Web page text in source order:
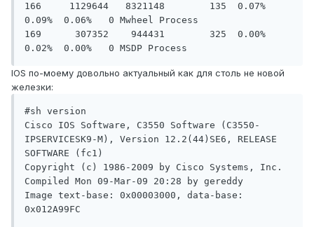
166     1129644   8321148        135  0.07%
0.09%  0.06%   0 Mwheel Process
169      307352    944431        325  0.00%
IOS по-моему довольно актуальный как для столь не новой
железки:
#sh version
Cisco IOS Software, C3550 Software (C3550-
IPSERVICESK9-M), Version 12.2(44)SE6, RELEASE
SOFTWARE (fc1)
Copyright (c) 1986-2009 by Cisco Systems, Inc.
Compiled Mon 09-Mar-09 20:28 by gereddy
Image text-base: 0x00003000, data-base:
0x012A99FC